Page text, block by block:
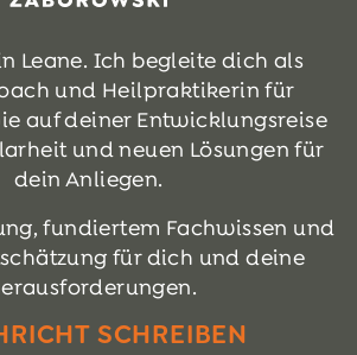
Leane. Ich begleite dich als
und Heilpraktikerin für
auf deiner Entwicklungsreise
und neuen Lösungen für
dein Anliegen.
fundiertem Fachwissen und
für dich und deine
SCHREIBEN